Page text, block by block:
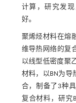
计算，研究发现
好。
聚烯烃材料在熔
维导热网络的复
以线型低密度聚
材料，以BN为导
合，制备了3种具
复合材料，研究